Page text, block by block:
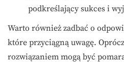
podkreślający sukces i
Warto również zadbać o
które przyciągną uwagę.
rozwiązaniem mogą być